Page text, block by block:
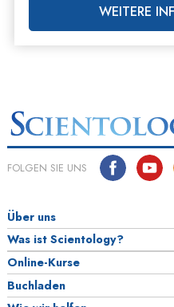
WEITERE
FOLGEN SIE UNS
Über uns
Was ist Scientology?
Online-Kurse
Buchladen